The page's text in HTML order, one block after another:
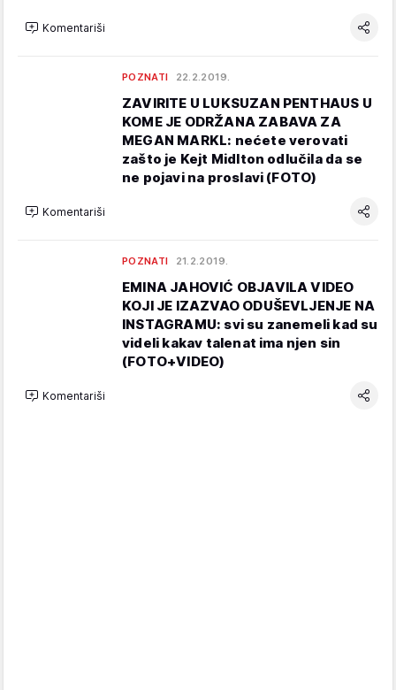
Komentariši
POZNATI 22.2.2019.
ZAVIRITE U LUKSUZAN PENTHAUS U
KOME JE ODRŽANA ZABAVA ZA
MEGAN MARKL: nećete verovati
zašto je Kejt Midlton odlučila da se
ne pojavi na proslavi (FOTO)
Komentariši
POZNATI 21.2.2019.
EMINA JAHOVIĆ OBJAVILA VIDEO
KOJI JE IZAZVAO ODUŠEVLJENJE NA
INSTAGRAMU: svi su zanemeli kad su
videli kakav talenat ima njen sin
(FOTO+VIDEO)
Komentariši